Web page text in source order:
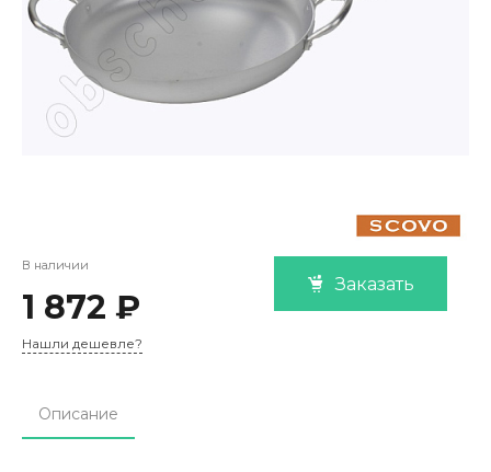
В наличии
1 872 ₽
Заказать
Нашли дешевле?
Описание